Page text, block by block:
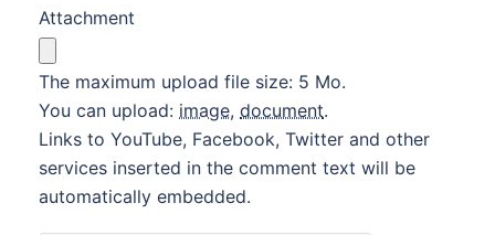
Attachment
The maximum upload file size: 5 Mo.
You can upload: image, document.
Links to YouTube, Facebook, Twitter and other
services inserted in the comment text will be
automatically embedded.